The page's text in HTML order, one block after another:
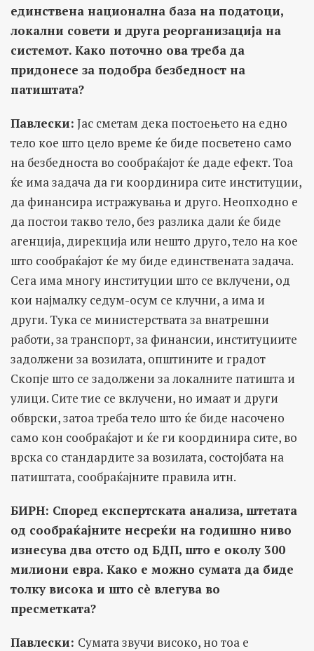
единствена национална база на податоци,
локални совети и друга реорганизација на
системот. Како поточно ова треба да
придонесе за подобра безбедност на
патиштата?
Павлески: Јас сметам дека постоењето на едно
тело кое што цело време ќе биде посветено само
на безбедноста во сообраќајот ќе даде ефект. Тоа
ќе има задача да ги координира сите институции,
да финансира истражувања и друго. Неопходно е
да постои такво тело, без разлика дали ќе биде
агенција, дирекција или нешто друго, тело на кое
што сообраќајот ќе му биде единствената задача.
Сега има многу институции што се вклучени, од
кои најмалку седум-осум се клучни, а има и
други. Тука се министерствата за внатрешни
работи, за транспорт, за финансии, институциите
задолжени за возилата, општините и градот
Скопје што се задолжени за локалните патишта и
улици. Сите тие се вклучени, но имаат и други
обврски, затоа треба тело што ќе биде насочено
само кон сообраќајот и ќе ги координира сите, во
врска со стандардите за возилата, состојбата на
патиштата, сообраќајните правила итн.
БИРН: Според експертската анализа, штетата
од сообраќајните несреќи на годишно ниво
изнесува два отсто од БДП, што е околу 300
милиони евра. Како е можно сумата да биде
толку висока и што сè влегува во
пресметката?
Павлески: Сумата звучи високо, но тоа е